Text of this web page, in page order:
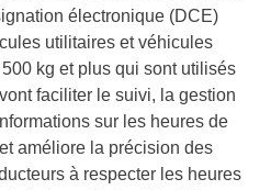
électronique (DCE)
utilitaires et véhicules
kg et plus qui sont utilisés
faciliter le suivi, la gestion
sur les heures de
améliore la précision des
à respecter les heures